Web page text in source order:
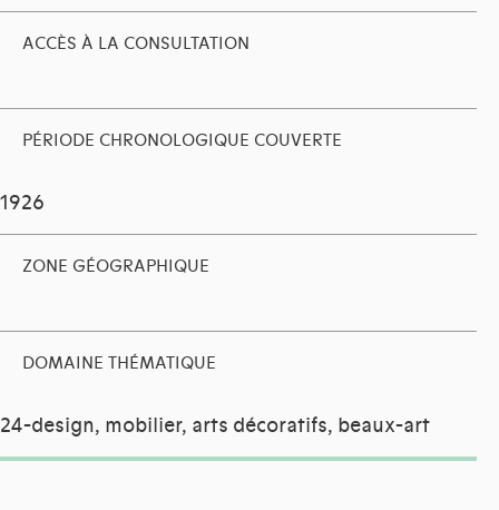
ACCÈS À LA CONSULTATION
PÉRIODE CHRONOLOGIQUE COUVERTE
1926
ZONE GÉOGRAPHIQUE
DOMAINE THÉMATIQUE
24-design, mobilier, arts décoratifs, beaux-art